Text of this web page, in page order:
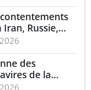
Russie,
des
de la